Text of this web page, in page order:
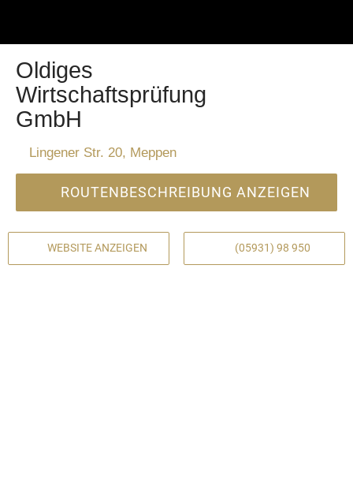
Oldiges
Wirtschaftsprüfung
GmbH
Lingener Str. 20, Meppen
ROUTENBESCHREIBUNG ANZEIGEN
WEBSITE ANZEIGEN (05931) 98 950